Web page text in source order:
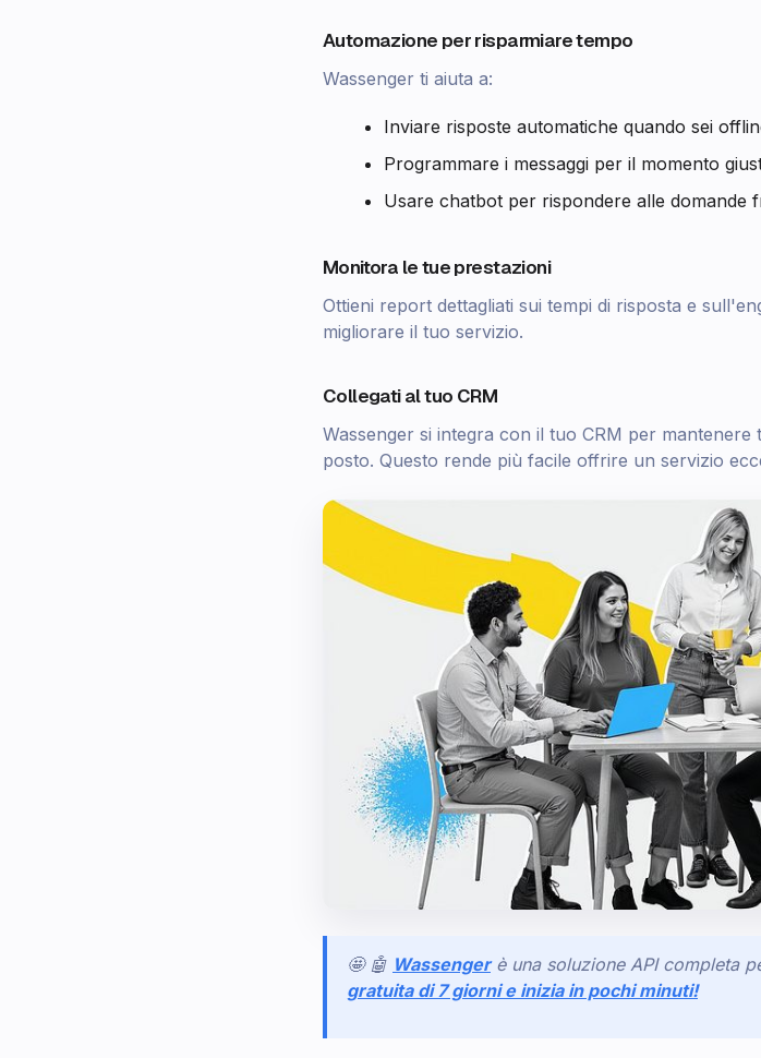
Automazione per risparmiare tempo
Wassenger ti aiuta a:
Inviare risposte automatiche quando sei
Programmare i messaggi per il momento
Usare chatbot per rispondere alle domande
Monitora le tue prestazioni
Ottieni report dettagliati sui tempi di risposta e
migliorare il tuo servizio.
Collegati al tuo CRM
Wassenger si integra con il tuo CRM per
posto. Questo rende più facile offrire un servizio
🤩 🤖 Wassenger è una soluzione API completa
gratuita di 7 giorni e inizia in pochi minuti!